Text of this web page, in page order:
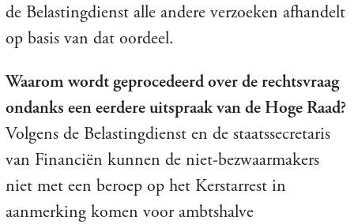
de Belastingdienst alle andere verzoeken afhandelt
op basis van dat oordeel.
Waarom wordt geprocedeerd over de rechtsvraag
ondanks een eerdere uitspraak van de Hoge Raad?
Volgens de Belastingdienst en de staatssecretaris
van Financiën kunnen de niet-bezwaarmakers
niet met een beroep op het Kerstarrest in
aanmerking komen voor ambtshalve